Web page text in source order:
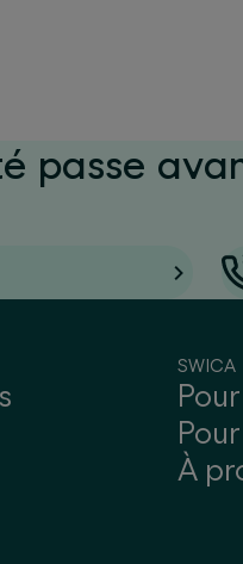
passe
SWICA
À